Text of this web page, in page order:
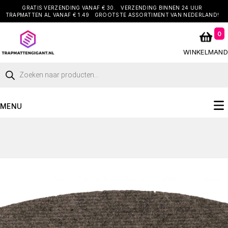
GRATIS VERZENDING VANAF € 30.
VERZENDING BINNEN 24 UUR
TRAPMATTEN AL VANAF € 1.49
GROOTSTE ASSORTIMENT VAN NEDERLAND!
0
WINKELMAND
MENU